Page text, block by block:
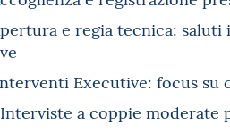
e regia tecnica:
Executive: focus
Interviste a coppie